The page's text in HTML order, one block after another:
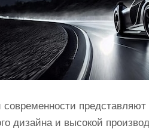
представляют
дизайна и высокой